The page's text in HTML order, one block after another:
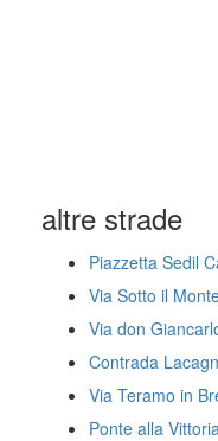
altre strade
Piazzetta Sedil
Via Sotto il
Via don
Contrada
Via Teramo in
Ponte alla